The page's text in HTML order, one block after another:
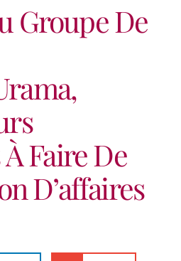
Groupe De
Faire De
D’affaires